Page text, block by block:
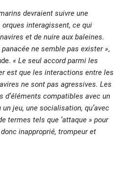
devraient suivre une
interagissent, ce qui
et de nuire aux baleines.
ne semble pas exister »,
« Le seul accord parmi les
est que les interactions entre les
ne sont pas agressives. Les
compatibles avec un
jeu, une socialisation, qu’avec
termes tels que ‘attaque » pour
inapproprié, trompeur et